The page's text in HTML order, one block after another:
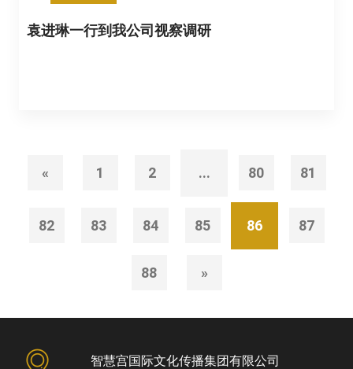
袁进琳一行到我公司视察调研
« 1 2 ... 80 81
82 83 84 85 86 87
88 »
智慧宫国际文化传播集团有限公司